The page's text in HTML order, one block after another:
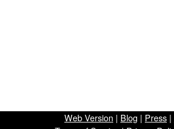
Web Version | Blog | Press |